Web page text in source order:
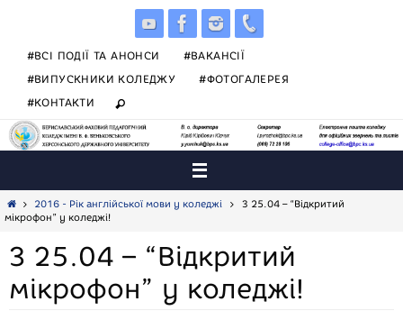
#ВСІ ПОДІЇ ТА АНОНСИ
#ВАКАНСІЇ
#ВИПУСКНИКИ КОЛЕДЖУ
#ФОТОГАЛЕРЕЯ
#КОНТАКТИ
Home2016 - Рік англійської мови у коледжі
З 25.04 – “Відкритий
мікрофон” у коледжі!
З 25.04 – “Відкритий
мікрофон” у коледжі!